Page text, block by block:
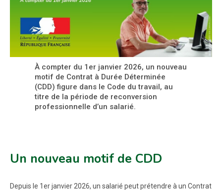
À compter du 1er janvier 2026, un nouveau
motif de Contrat à Durée Déterminée
(CDD) figure dans le Code du travail, au
titre de la période de reconversion
professionnelle d’un salarié.
Un nouveau motif de CDD
Depuis le 1er janvier 2026, un salarié peut prétendre à un Contrat